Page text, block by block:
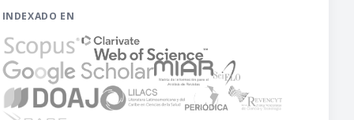
INDEXADO EN